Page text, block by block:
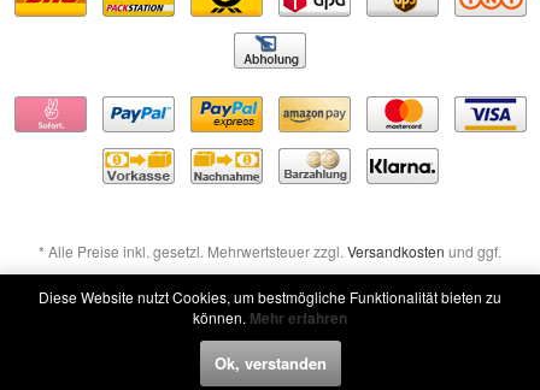
* Alle Preise inkl. gesetzl. Mehrwertsteuer zzgl. Versandkosten und ggf.
Nachnahmegebühren, wenn nicht anders beschrieben
Widerruf erklären
Diese Website nutzt Cookies, um bestmögliche Funktionalität bieten zu
können. Mehr erfahren
Ok, verstanden